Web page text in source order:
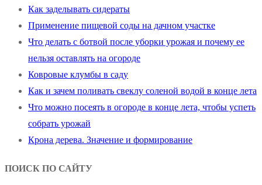
Как заделывать сидераты
Применение пищевой соды на дачном участке
Что делать с ботвой после уборки урожая и почему ее
нельзя оставлять на огороде
Ковровые клумбы в саду
Как и зачем поливать свеклу соленой водой в конце лета
Что можно посеять в огороде в конце лета, чтобы успеть
собрать урожай
Крона дерева. Значение и формирование
ПОИСК ПО САЙТУ